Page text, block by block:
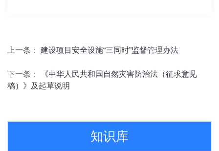
上一条： 建设项目安全设施“三同时”监督管理办法
下一条：
《中华人民共和国自然灾害防治法（征求意见
稿）》及起草说明
知识库